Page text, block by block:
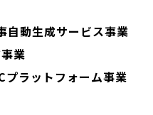
自動生成サービス事業
業
プラットフォーム事業